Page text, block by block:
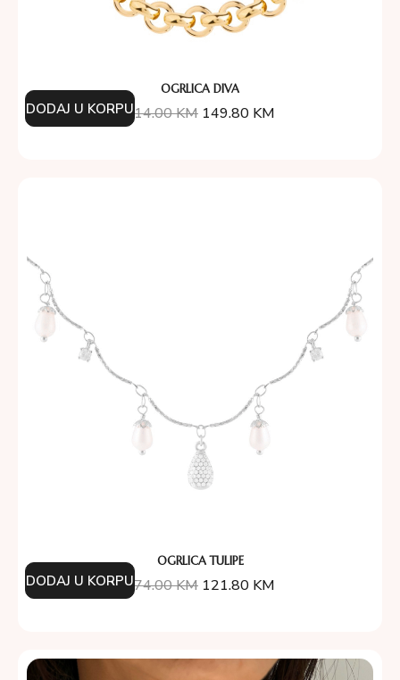
OGRLICA DIVA
214.00KM 149.80 KM
DODAJ U KORPU
OGRLICA TULIPE
174.00KM 121.80 KM
DODAJ U KORPU